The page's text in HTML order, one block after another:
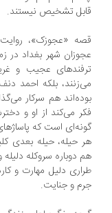
تشخیص نیستند.
«عجوزک»، روایت
شهر بغداد در زمان
عجیب و غریب
بلکه احمد دنف و
هم سرکار
می‌کند از او و دخترش
‌است که پاساژهای
حیله، حیله بعدی کلید
دوباره سروکله‌ دلیله و
دلیل مهارت و کاردانی
و جنایت.